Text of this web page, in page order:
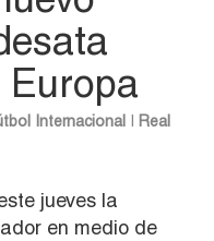
Europa
Internacional
Real
jueves la
en medio de